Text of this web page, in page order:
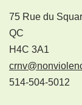
75 Rue du
QC
H4C 3A1
514-504-5012